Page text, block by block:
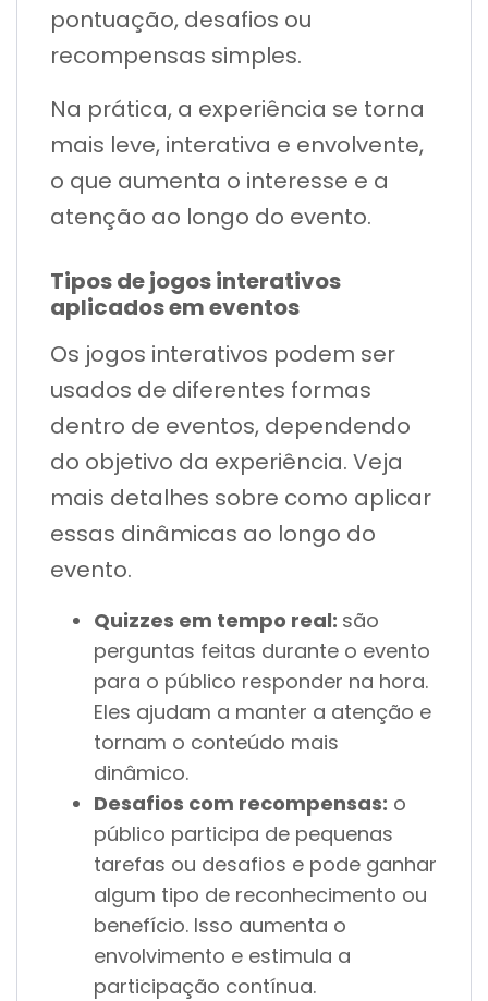
pontuação, desafios ou
recompensas simples.
Na prática, a experiência se torna
mais leve, interativa e envolvente,
o que aumenta o interesse e a
atenção ao longo do evento.
Tipos de jogos interativos
aplicados em eventos
Os jogos interativos podem ser
usados de diferentes formas
dentro de eventos, dependendo
do objetivo da experiência. Veja
mais detalhes sobre como aplicar
essas dinâmicas ao longo do
evento.
Quizzes em tempo real: são
perguntas feitas durante o evento
para o público responder na hora.
Eles ajudam a manter a atenção e
tornam o conteúdo mais
dinâmico.
Desafios com recompensas: o
público participa de pequenas
tarefas ou desafios e pode ganhar
algum tipo de reconhecimento ou
benefício. Isso aumenta o
envolvimento e estimula a
participação contínua.